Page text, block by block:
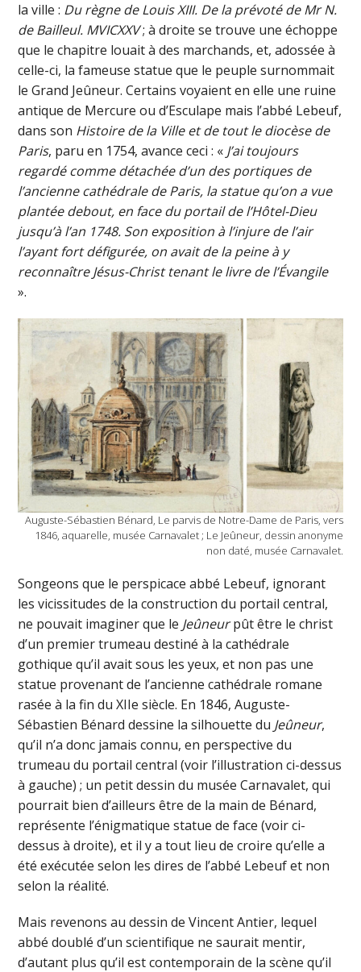
la ville : Du règne de Louis XIII. De la prévoté de Mr N.
de Bailleul. MVICXXV; à droite se trouve une échoppe
que le chapitre louait à des marchands, et, adossée à
celle-ci, la fameuse statue que le peuple surnommait
le Grand Jeûneur. Certains voyaient en elle une ruine
antique de Mercure ou d’Esculape mais l’abbé Lebeuf,
dans son Histoire de la Ville et de tout le diocèse de
Paris, paru en 1754, avance ceci : « J’ai toujours
regardé comme détachée d’un des portiques de
l’ancienne cathédrale de Paris, la statue qu’on a vue
plantée debout, en face du portail de l’Hôtel-Dieu
jusqu’à l’an 1748. Son exposition à l’injure de l’air
l’ayant fort défigurée, on avait de la peine à y
reconnaître Jésus-Christ tenant le livre de l’Évangile
».
Auguste-Sébastien Bénard, Le parvis de Notre-Dame de Paris, vers
1846, aquarelle, musée Carnavalet ; Le Jeûneur, dessin anonyme
non daté, musée Carnavalet.
Songeons que le perspicace abbé Lebeuf, ignorant
les vicissitudes de la construction du portail central,
ne pouvait imaginer que le Jeûneurpût être le christ
d’un premier trumeau destiné à la cathédrale
gothique qu’il avait sous les yeux, et non pas une
statue provenant de l’ancienne cathédrale romane
rasée à la fin du XIIe siècle. En 1846, Auguste-
Sébastien Bénard dessine la silhouette du Jeûneur,
qu’il n’a donc jamais connu, en perspective du
trumeau du portail central (voir l’illustration ci-dessus
à gauche) ; un petit dessin du musée Carnavalet, qui
pourrait bien d’ailleurs être de la main de Bénard,
représente l’énigmatique statue de face (voir ci-
dessus à droite), et il y a tout lieu de croire qu’elle a
été exécutée selon les dires de l’abbé Lebeuf et non
selon la réalité.
Mais revenons au dessin de Vincent Antier, lequel
abbé doublé d’un scientifique ne saurait mentir,
d’autant plus qu’il est contemporain de la scène qu’il